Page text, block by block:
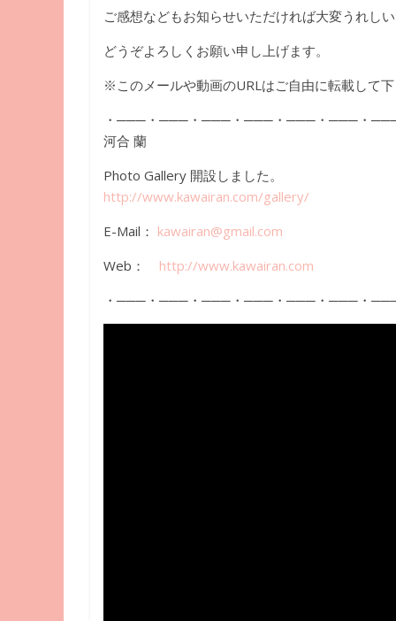
ご感想などもお知らせいただければ大変うれしい
どうぞよろしくお願い申し上げます。
​※このメールや動画のURLはご自由に転載して下
・───・───・───・───・───・───・
河合 蘭
Photo Gallery 開設しました。
http://www.kawairan.com/gallery/
E-Mail： kawairan@gmail.com
Web： http://www.kawairan.com
・───・───・───・───・───・───・